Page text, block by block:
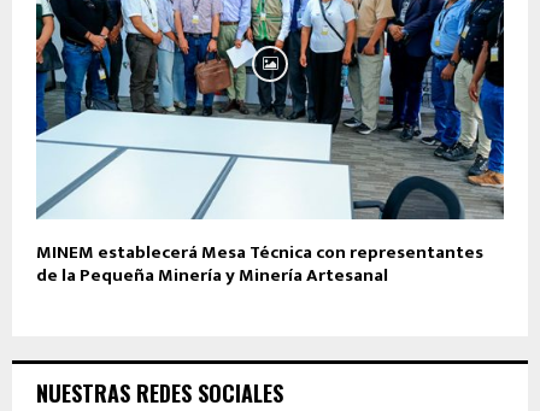
MINEM establecerá Mesa Técnica con representantes
de la Pequeña Minería y Minería Artesanal
NUESTRAS REDES SOCIALES